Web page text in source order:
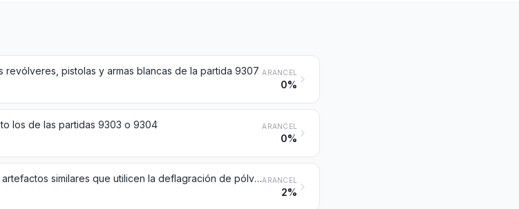
revólveres, pistolas y armas blancas de la partida 9307 ARANCEL
0%
los de las partidas 9303 o 9304 ARANCEL
0%
Las demás armas de fuego y artefactos similares que utilicen la deflagración de pólvora (por ejemplo: armas de caza, armas de avancarga, pistolas lanzacohete y demás artefactos concebidos únicamente para lanzar cohetes de señal, pistolas y revólveres de fogueo, pistolas de matarife, cañones lanzacabos)ARANCEL
2%